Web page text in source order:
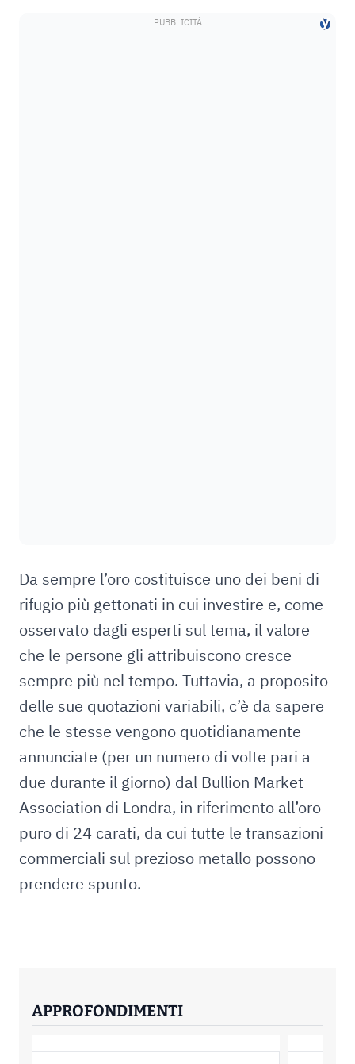
Da sempre l’oro costituisce uno dei beni di
rifugio più gettonati in cui investire e, come
osservato dagli esperti sul tema, il valore
che le persone gli attribuiscono cresce
sempre più nel tempo. Tuttavia, a proposito
delle sue quotazioni variabili, c’è da sapere
che le stesse vengono quotidianamente
annunciate (per un numero di volte pari a
due durante il giorno) dal Bullion Market
Association di Londra, in riferimento all’oro
puro di 24 carati, da cui tutte le transazioni
commerciali sul prezioso metallo possono
prendere spunto.
APPROFONDIMENTI